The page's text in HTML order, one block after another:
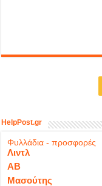
HelpPost.gr
Φυλλάδια - προσφορές
Λιντλ
ΑΒ
Μασούτης